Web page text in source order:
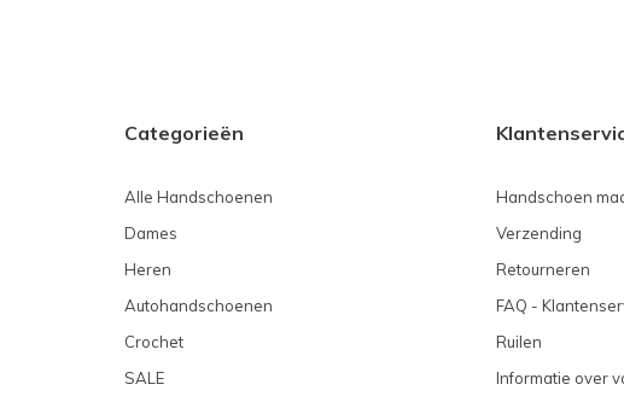
Categorieën
Alle Handschoenen
Dames
Heren
Autohandschoenen
Crochet
SALE
Handschoen
Verzending
Retourneren
FAQ -
Ruilen
Informatie over